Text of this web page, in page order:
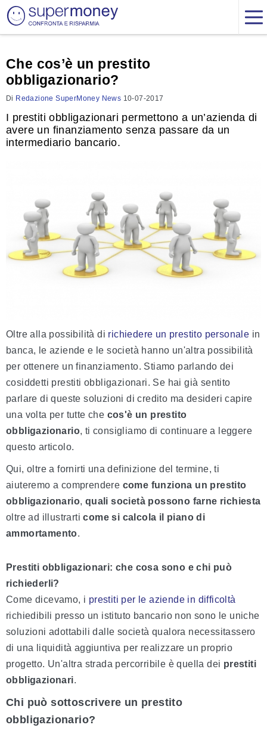
Che cos’è un prestito
obbligazionario?
Di Redazione SuperMoney News 10-07-2017
I prestiti obbligazionari permettono a un’azienda di
avere un finanziamento senza passare da un
intermediario bancario.
Oltre alla possibilità di richiedere un prestito personale in
banca, le aziende e le società hanno un'altra possibilità
per ottenere un finanziamento. Stiamo parlando dei
cosiddetti prestiti obbligazionari. Se hai già sentito
parlare di queste soluzioni di credito ma desideri capire
una volta per tutte che cos'è un prestito
obbligazionario, ti consigliamo di continuare a leggere
questo articolo.
Qui, oltre a fornirti una definizione del termine, ti
aiuteremo a comprendere come funziona un prestito
obbligazionario, quali società possono farne richiesta
oltre ad illustrarticome si calcola il piano di
ammortamento.
Prestiti obbligazionari: che cosa sono e chi può
richiederli?
Come dicevamo, i prestiti per le aziende in difficoltà
richiedibili presso un istituto bancario non sono le uniche
soluzioni adottabili dalle società qualora necessitassero
di una liquidità aggiuntiva per realizzare un proprio
progetto. Un'altra strada percorribile è quella dei prestiti
obbligazionari.
Chi può sottoscrivere un prestito
obbligazionario?